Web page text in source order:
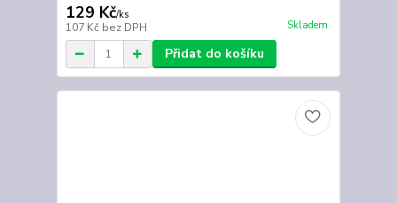
129 Kč/ks
107 Kč bez DPH Skladem
Přidat do košíku